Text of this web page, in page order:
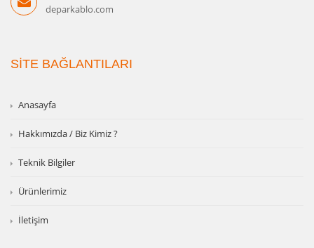
deparkablo.com
SİTE BAĞLANTILARI
Anasayfa
Hakkımızda / Biz Kimiz ?
Teknik Bilgiler
Ürünlerimiz
İletişim